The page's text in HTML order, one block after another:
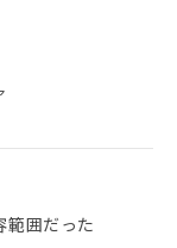
範囲だった